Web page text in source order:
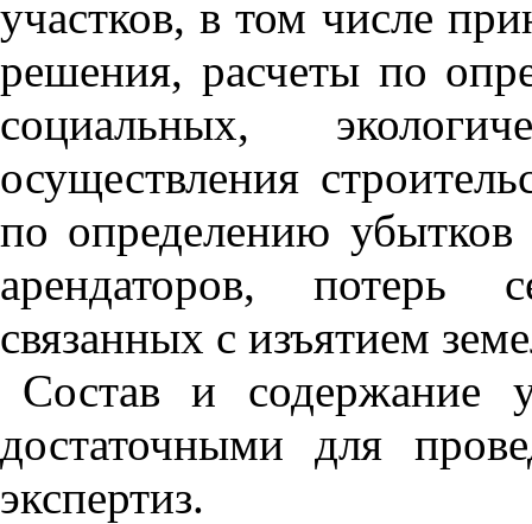
участков, в том числе
решения, расчеты по
социальных,
осуществления
по определению убытков
арендаторов, потерь
связанных с изъятием
Состав и содержание
достаточными для
экспертиз.